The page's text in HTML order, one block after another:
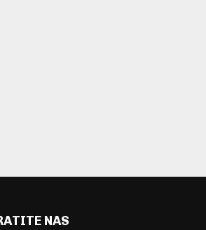
NAS